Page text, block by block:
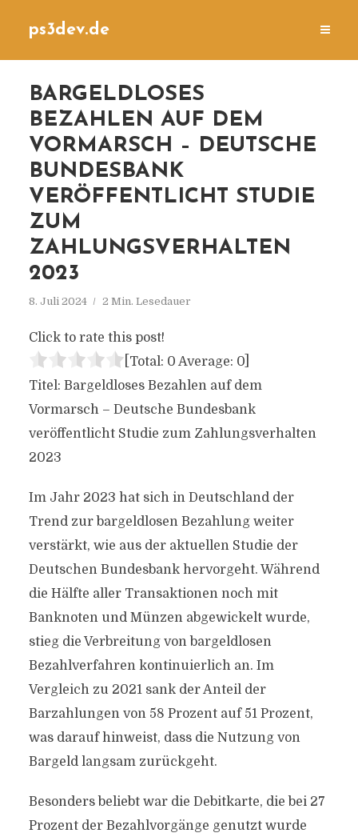
ps3dev.de
BARGELDLOSES
BEZAHLEN AUF DEM
VORMARSCH – DEUTSCHE
BUNDESBANK
VERÖFFENTLICHT STUDIE
ZUM
ZAHLUNGSVERHALTEN
2023
8. Juli 2024 2 Min. Lesedauer
Click to rate this post!
[Total: 0 Average: 0]
Titel: Bargeldloses Bezahlen auf dem
Vormarsch – Deutsche Bundesbank
veröffentlicht Studie zum Zahlungsverhalten
2023
Im Jahr 2023 hat sich in Deutschland der
Trend zur bargeldlosen Bezahlung weiter
verstärkt, wie aus der aktuellen Studie der
Deutschen Bundesbank hervorgeht. Während
die Hälfte aller Transaktionen noch mit
Banknoten und Münzen abgewickelt wurde,
stieg die Verbreitung von bargeldlosen
Bezahlverfahren kontinuierlich an. Im
Vergleich zu 2021 sank der Anteil der
Barzahlungen von 58 Prozent auf 51 Prozent,
was darauf hinweist, dass die Nutzung von
Bargeld langsam zurückgeht.
Besonders beliebt war die Debitkarte, die bei 27
Prozent der Bezahlvorgänge genutzt wurde